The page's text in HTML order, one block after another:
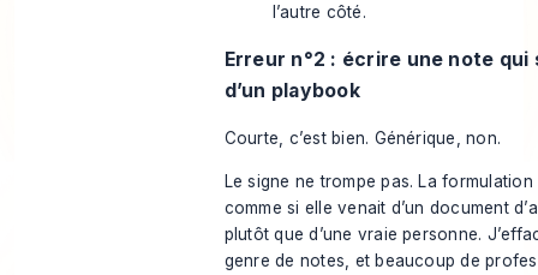
l’autre côté.
Erreur n°2 : écrire une note qui
d’un playbook
Courte, c’est bien. Générique, non.
Le signe ne trompe pas. La
comme si elle venait d’un document
plutôt que d’une vraie personne.
genre de notes, et beaucoup de